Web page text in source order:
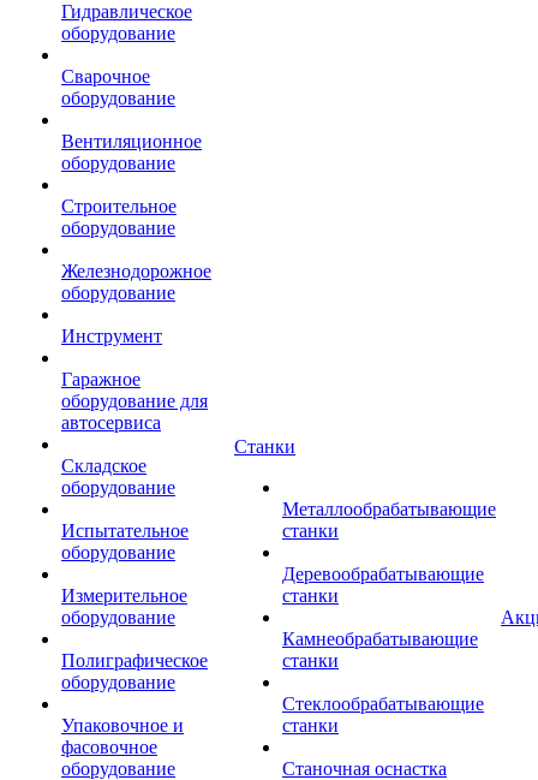
Гидравлическое
оборудование
Сварочное
оборудование
Вентиляционное
оборудование
Строительное
оборудование
Железнодорожное
оборудование
Инструмент
Гаражное
оборудование для
автосервиса
Складское
оборудование
Испытательное
оборудование
Измерительное
оборудование
Полиграфическое
оборудование
Упаковочное и
фасовочное
оборудование
Станки
Металлообрабатывающие
станки
Деревообрабатывающие
станки
Камнеобрабатывающие
станки
Стеклообрабатывающие
станки
Станочная оснастка